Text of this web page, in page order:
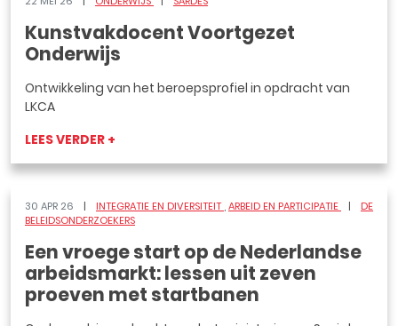
Kunstvakdocent Voortgezet
Onderwijs
Ontwikkeling van het beroepsprofiel in opdracht van
LKCA
LEES VERDER +
30 APR 26 INTEGRATIE EN DIVERSITEIT ARBEID EN PARTICIPATIE
DE
BELEIDSONDERZOEKERS
Een vroege start op de Nederlandse
arbeidsmarkt: lessen uit zeven
proeven met startbanen